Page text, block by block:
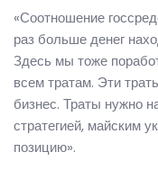
«Соотношение
раз больше денег
Здесь мы тоже
всем тратам. Эти
бизнес. Траты нужно
стратегией, майским
позицию».